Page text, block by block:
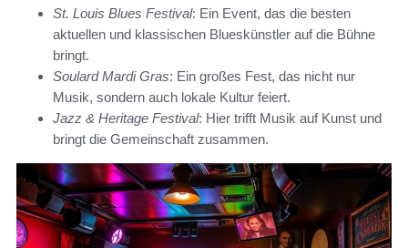
St. Louis Blues Festival: Ein Event, das die besten
aktuellen und klassischen Blueskünstler auf die Bühne
bringt.
Soulard Mardi Gras: Ein großes Fest, das nicht nur
Musik, sondern auch lokale Kultur feiert.
Jazz & Heritage Festival: Hier trifft Musik auf Kunst und
bringt die Gemeinschaft zusammen.